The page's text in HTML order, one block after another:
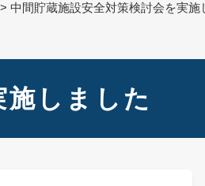
> 中間貯蔵施設安全対策検討会を実施
しました